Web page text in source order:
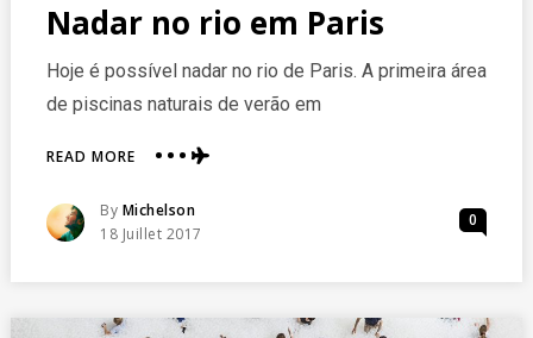
Nadar no rio em Paris
Hoje é possível nadar no rio de Paris. A primeira área
de piscinas naturais de verão em
READ MOREABOUT
NO
RIO
Posted
By Michelson
Posted
18 Juillet 2017
0